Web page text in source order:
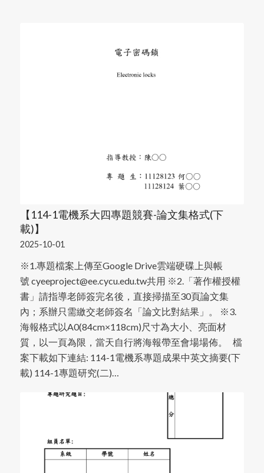
【114-1電機系大四專題競賽-論文集格式(下
載)】
2025-10-01
※1.專題檔案上傳至Google Drive雲端硬碟上與帳
號 cyeeproject@ee.cycu.edu.tw共用 ※2.「著作權授權
書」請指導老師簽完名後，直接掃描至30頁論文集
內；系辦只需繳交老師簽名「論文比對結果」。 ※3.
海報格式以A0(84cm×118cm)尺寸為大小、亮面材
質，以一頁為限，當天自行將海報帶至會場場佈。 檔
案下載如下連結: 114-1電機系專題成果中英文摘要(下
載) 114-1專題研究(二)…